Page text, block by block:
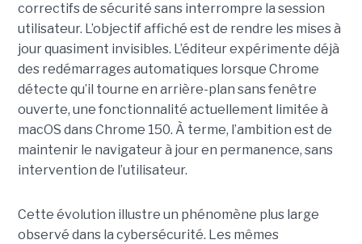
correctifs de sécurité sans interrompre la session
utilisateur. L’objectif affiché est de rendre les mises à
jour quasiment invisibles. L’éditeur expérimente déjà
des redémarrages automatiques lorsque Chrome
détecte qu’il tourne en arrière-plan sans fenêtre
ouverte, une fonctionnalité actuellement limitée à
macOS dans Chrome 150. À terme, l’ambition est de
maintenir le navigateur à jour en permanence, sans
intervention de l’utilisateur.
Cette évolution illustre un phénomène plus large
observé dans la cybersécurité. Les mêmes